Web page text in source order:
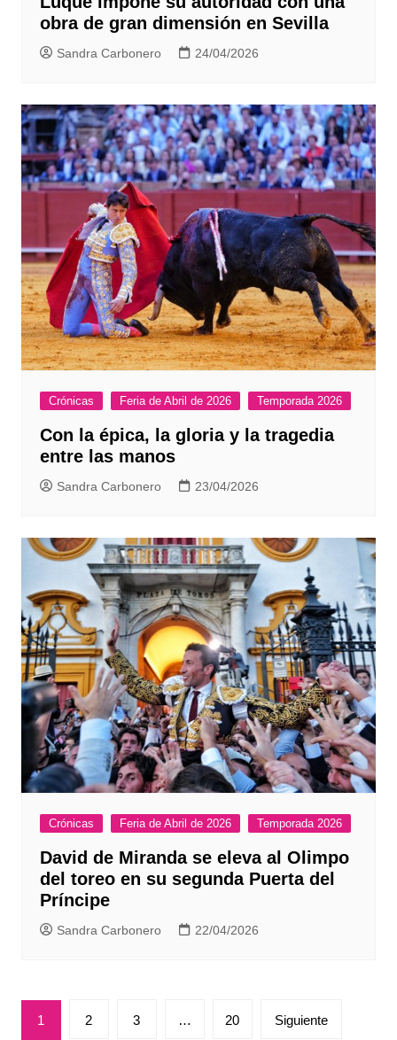
obra de gran dimensión en Sevilla
Sandra Carbonero 24/04/2026
Crónicas Feria de Abril de 2026 Temporada 2026
Con la épica, la gloria y la tragedia
entre las manos
Sandra Carbonero 23/04/2026
Crónicas Feria de Abril de 2026 Temporada 2026
David de Miranda se eleva al Olimpo
del toreo en su segunda Puerta del
Príncipe
Sandra Carbonero 22/04/2026
Paginación
1 2 3 … 20 Siguiente